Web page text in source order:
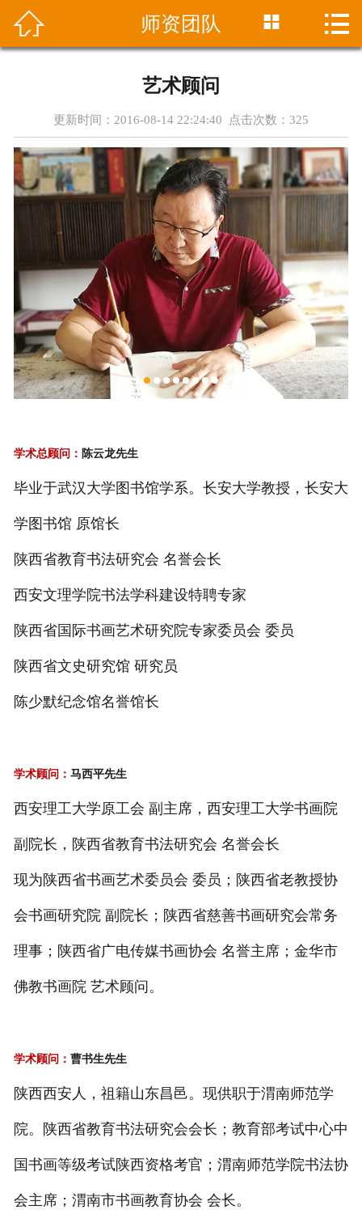
 首页
最新资讯
招生简章
学员成绩
在线报名
联系方式
 师资团队  
艺术顾问
更新时间：2016-08-14 22:24:40 点击次数： 325
学术总顾问： 陈云龙先生
毕业于武汉大学图书馆学系。长安大学教授，长安大
学图书馆 原馆长
陕西省教育书法研究会 名誉会长
西安文理学院书法学科建设特聘专家
陕西省国际书画艺术研究院专家委员会 委员
陕西省文史研究馆 研究员
陈少默纪念馆名誉馆长
学术顾问： 马西平先生
西安理工大学原工会 副主席，西安理工大学书画院
副院长， 陕西省教育书法研究会 名誉会长
现为陕西省书画艺术委员会 委员；陕西省老教授协
会书画研究院 副院长；陕西省慈善书画研究会常务
理事；陕西省广电传媒书画协会 名誉主席；金华市
佛教书画院 艺术顾问。
学术顾问： 曹书生先生
陕西西安人，祖籍山东昌邑。现供职于渭南师范学
院。陕西省教育书法研究会会长；教育部考试中心中
国书画等级考试陕西资格考官；渭南师范学院书法协
会主席；渭南市书画教育协会 会长。